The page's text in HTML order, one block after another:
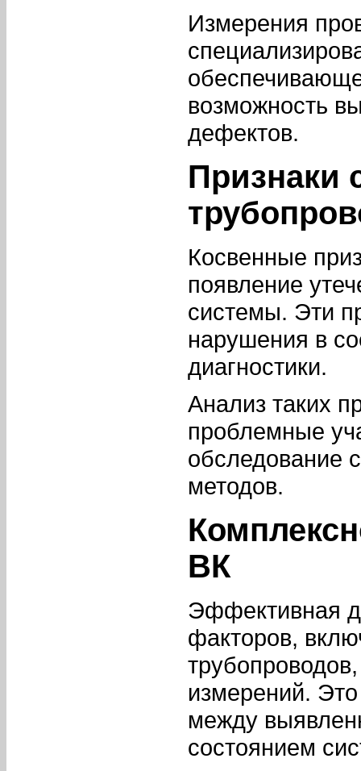
Измерения
возможность
дефектов.
Признаки
Косвенные
появление
системы. Эти
нарушения в
диагностики.
Анализ таких
проблемные
обследование
методов.
ВК
Эффективная
факторов,
измерений. Это
между
состоянием